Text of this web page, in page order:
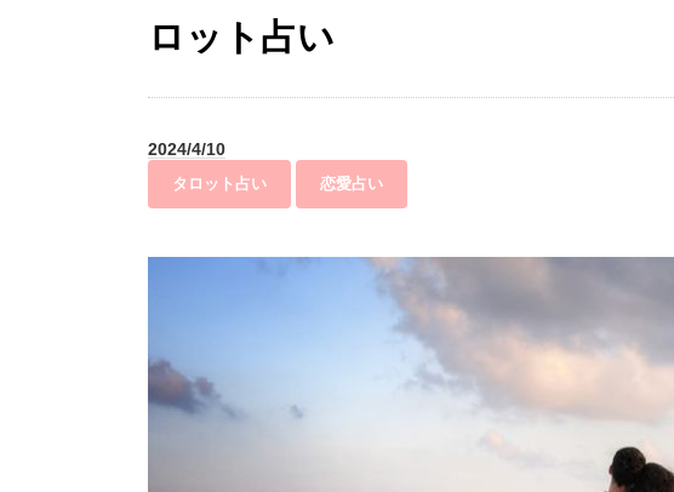
ロット占い
2024/4/10
タロット占い 恋愛占い